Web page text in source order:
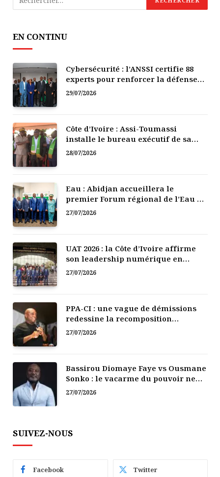
EN CONTINU
Cybersécurité : l’ANSSI certifie 88
experts pour renforcer la défense
numérique de la Côte d’Ivoire
29/07/2026
Côte d’Ivoire : Assi-Toumassi
installe le bureau exécutif de sa
mutuelle de développement
28/07/2026
Eau : Abidjan accueillera le
premier Forum régional de l’Eau de
l’Afrique de l’Ouest
27/07/2026
UAT 2026 : la Côte d’Ivoire affirme
son leadership numérique en
Afrique
27/07/2026
PPA-CI : une vague de démissions
redessine la recomposition
politique
27/07/2026
Bassirou Diomaye Faye vs Ousmane
Sonko : le vacarme du pouvoir ne
doit pas faire oublier les liens de la
Fraternité
27/07/2026
SUIVEZ-NOUS
Facebook Twitter